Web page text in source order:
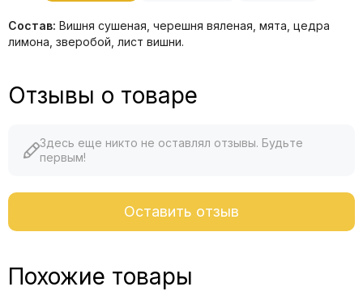
Состав: Вишня сушеная, черешня вяленая, мята, цедра
лимона, зверобой, лист вишни.
Отзывы о товаре
Здесь еще никто не оставлял отзывы. Будьте
первым!
Оставить отзыв
Похожие товары